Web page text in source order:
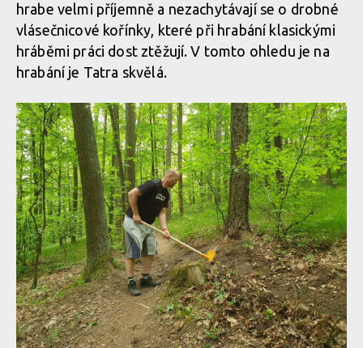
Test: Devonic tools Tatra - McLeod Fire Tool po slovensku
Test: Devonic tools Tatra - McLeod Fire Tool po slovensku
hrabe velmi příjemně a nezachytávají se o drobné
vlásečnicové kořínky, které při hrabání klasickými
hráběmi práci dost ztěžují. V tomto ohledu je na
hrabání je Tatra skvělá.